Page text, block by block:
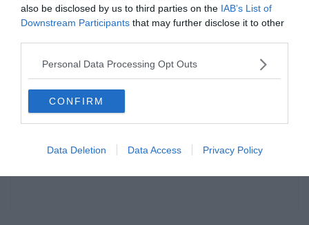
also be disclosed by us to third parties on the IAB’s List of
Downstream Participants that may further disclose it to other
Personal Data Processing Opt Outs
CONFIRM
Data Deletion Data Access Privacy Policy